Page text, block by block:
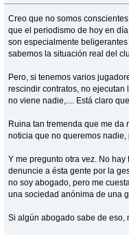
Creo que no somos
que el periodismo de hoy en
son especialmente
sabemos la situación real del
Pero, si tenemos varios
rescindir contratos, no
no viene nadie,.... Está claro
Ruina tan tremenda que me da
noticia que no queremos
Y me pregunto otra vez. No
denuncie a ésta gente por la
no soy abogado, pero me
una sociedad anónima de una
Si algún abogado sabe de eso,